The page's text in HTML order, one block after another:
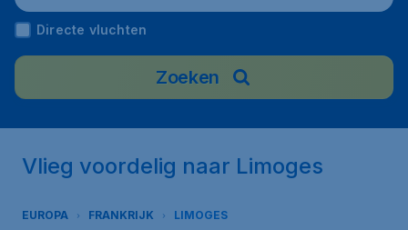
ges), France
Directe vluchten
Zoeken
Vlieg voordelig naar Limoges
EUROPA FRANKRIJK LIMOGES